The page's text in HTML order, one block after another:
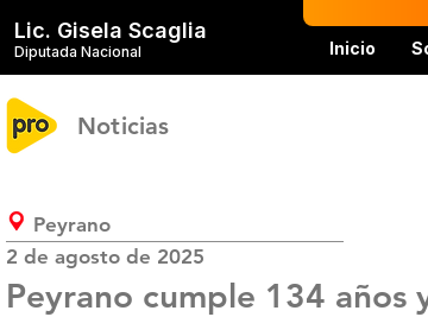
Diputada Nacional
Lic. Gisela Scaglia
Inicio
Noticias
Peyrano
2 de agosto de 2025
Peyrano cumple 134 años